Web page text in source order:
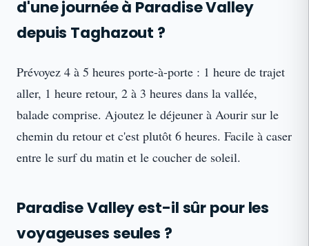
d'une journée à Paradise Valley
depuis Taghazout ?
Prévoyez 4 à 5 heures porte-à-porte : 1 heure de trajet
aller, 1 heure retour, 2 à 3 heures dans la vallée,
balade comprise. Ajoutez le déjeuner à Aourir sur le
chemin du retour et c'est plutôt 6 heures. Facile à caser
entre le surf du matin et le coucher de soleil.
Paradise Valley est-il sûr pour les
voyageuses seules ?